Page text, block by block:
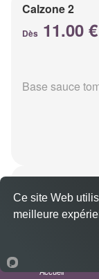
Calzone 2
Dès 11.00 €
Base sauce
Dès 11.00 €
Base sauce
Accueil
Ce site Web
meilleure